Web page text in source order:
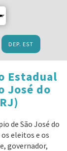
DEP. EST
Estadual
José do
de São José do
eleitos e os
governador,